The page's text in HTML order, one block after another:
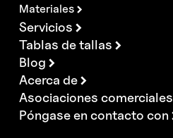
Materiales
Servicios
Tablas de tallas
Blog
Acerca de
Asociaciones comerciales
Póngase en contacto con